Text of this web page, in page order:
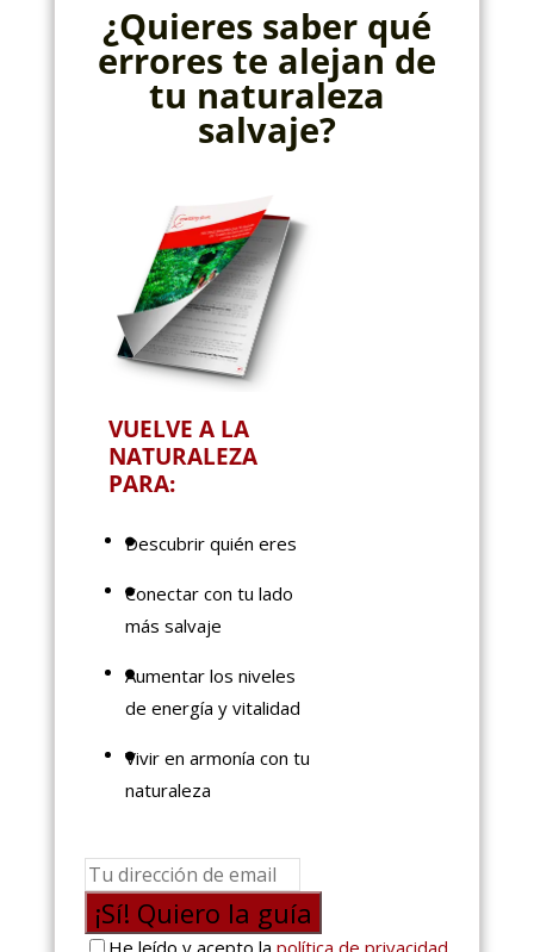
¿Quieres saber qué
errores te alejan de
tu naturaleza
salvaje?
VUELVE A LA
NATURALEZA
PARA:
Descubrir quién eres
Conectar con tu lado
más salvaje
Aumentar los niveles
de energía y vitalidad
Vivir en armonía con tu
naturaleza
¡Sí! Quiero la guía